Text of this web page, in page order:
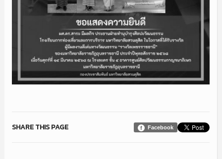
Facebook
SHARE THIS PAGE